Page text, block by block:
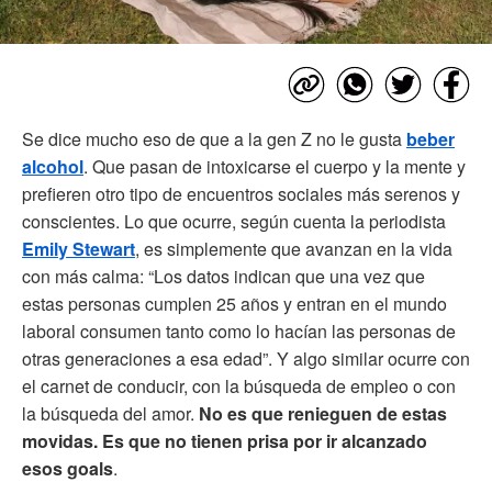
Se dice mucho eso de que a la gen Z no le gusta beber
alcohol. Que pasan de intoxicarse el cuerpo y la mente y
prefieren otro tipo de encuentros sociales más serenos y
conscientes. Lo que ocurre, según cuenta la periodista
Emily Stewart, es simplemente que avanzan en la vida
con más calma: “Los datos indican que una vez que
estas personas cumplen 25 años y entran en el mundo
laboral consumen tanto como lo hacían las personas de
otras generaciones a esa edad”. Y algo similar ocurre con
el carnet de conducir, con la búsqueda de empleo o con
la búsqueda del amor. No es que renieguen de estas
movidas. Es que no tienen prisa por ir alcanzado
esos goals.